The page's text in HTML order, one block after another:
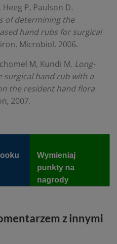
P, Paulson D.
of determining the
hand rubs for surgical
Microbiol. 2006.
M, Kundi M. Long-
surgical hand rub with a
the resident hand flora
2007.
Wymieniaj
punkty na
nagrody
z innymi